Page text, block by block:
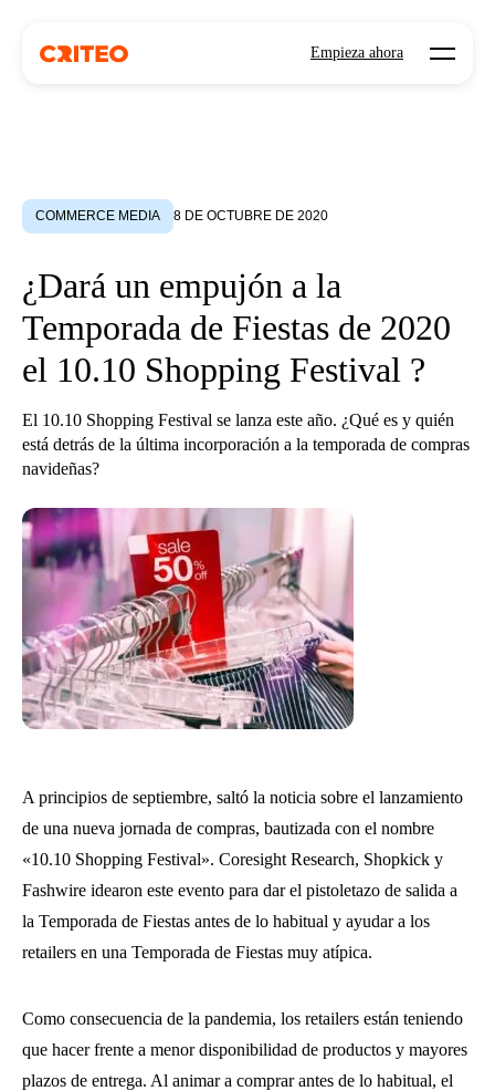
Empieza ahora Open
COMMERCE MEDIA 8 DE OCTUBRE DE 2020
¿Dará un empujón a la
Temporada de Fiestas de 2020
el 10.10 Shopping Festival ?
El 10.10 Shopping Festival se lanza este año. ¿Qué es y quién
está detrás de la última incorporación a la temporada de compras
navideñas?
A principios de septiembre, saltó la noticia sobre el lanzamiento
de una nueva jornada de compras, bautizada con el nombre
«10.10 Shopping Festival». Coresight Research, Shopkick y
Fashwire idearon este evento para dar el pistoletazo de salida a
la Temporada de Fiestas antes de lo habitual y ayudar a los
retailers en una Temporada de Fiestas muy atípica.
Como consecuencia de la pandemia, los retailers están teniendo
que hacer frente a menor disponibilidad de productos y mayores
plazos de entrega. Al animar a comprar antes de lo habitual, el